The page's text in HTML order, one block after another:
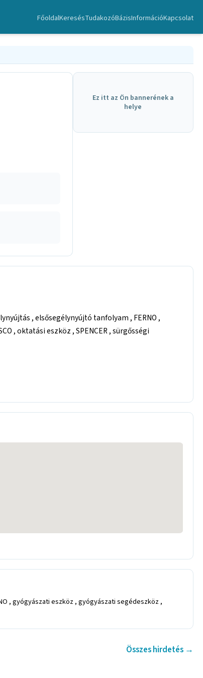
FőoldalKeresésTudakozóBázisInformációKapcsolat
Ez itt az Ön bannerének a
helye
, elsősegélynyújtó tanfolyam , FERNO ,
, oktatási eszköz , SPENCER , sürgősségi
, gyógyászati eszköz , gyógyászati segédeszköz ,
Összes hirdetés →